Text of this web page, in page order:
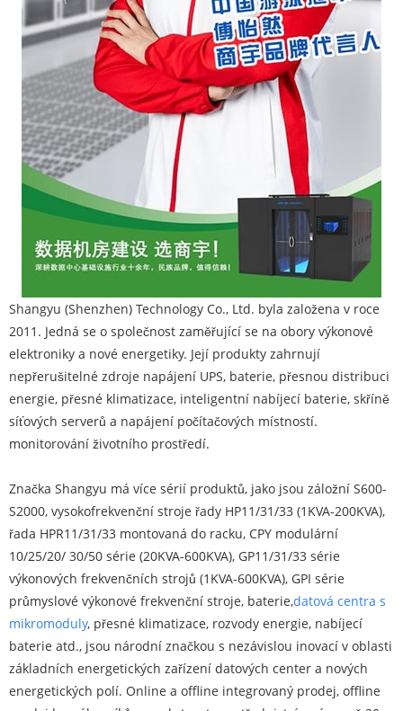
Shangyu (Shenzhen) Technology Co., Ltd. byla založena v roce
2011. Jedná se o společnost zaměřující se na obory výkonové
elektroniky a nové energetiky. Její produkty zahrnují
nepřerušitelné zdroje napájení UPS, baterie, přesnou distribuci
energie, přesné klimatizace, inteligentní nabíjecí baterie, skříně
síťových serverů a napájení počítačových místností.
monitorování životního prostředí.
Značka Shangyu má více sérií produktů, jako jsou záložní S600-
S2000, vysokofrekvenční stroje řady HP11/31/33 (1KVA-200KVA),
řada HPR11/31/33 montovaná do racku, CPY modulární
10/25/20/ 30/50 série (20KVA-600KVA), GP11/31/33 série
výkonových frekvenčních strojů (1KVA-600KVA), GPI série
průmyslové výkonové frekvenční stroje, baterie,datová centra s
mikromoduly, přesné klimatizace, rozvody energie, nabíjecí
baterie atd., jsou národní značkou s nezávislou inovací v oblasti
základních energetických zařízení datových center a nových
energetických polí. Online a offline integrovaný prodej, offline